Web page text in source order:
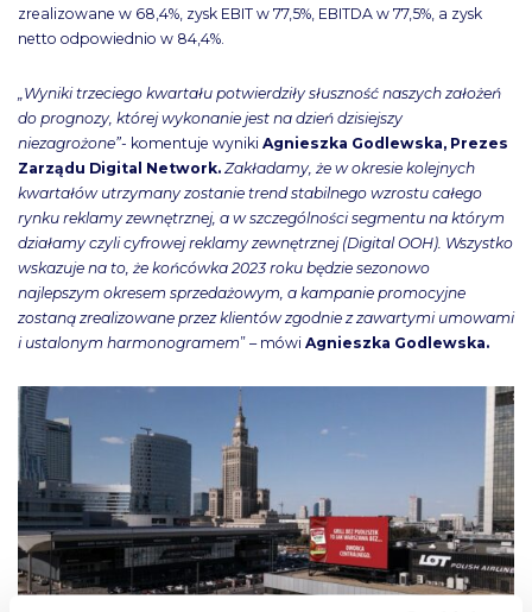
zrealizowane w 68,4%, zysk EBIT w 77,5%, EBITDA w 77,5%, a zysk
netto odpowiednio w 84,4%.
„Wyniki trzeciego kwartału potwierdziły słuszność naszych założeń
do prognozy, której wykonanie jest na dzień dzisiejszy
niezagrożone”- komentuje wyniki Agnieszka Godlewska, Prezes
Zarządu Digital Network. Zakładamy, że w okresie kolejnych
kwartałów utrzymany zostanie trend stabilnego wzrostu całego
rynku reklamy zewnętrznej, a w szczególności segmentu na którym
działamy czyli cyfrowej reklamy zewnętrznej (Digital OOH). Wszystko
wskazuje na to, że końcówka 2023 roku będzie sezonowo
najlepszym okresem sprzedażowym, a kampanie promocyjne
zostaną zrealizowane przez klientów zgodnie z zawartymi umowami
i ustalonym harmonogramem” – mówi Agnieszka Godlewska.